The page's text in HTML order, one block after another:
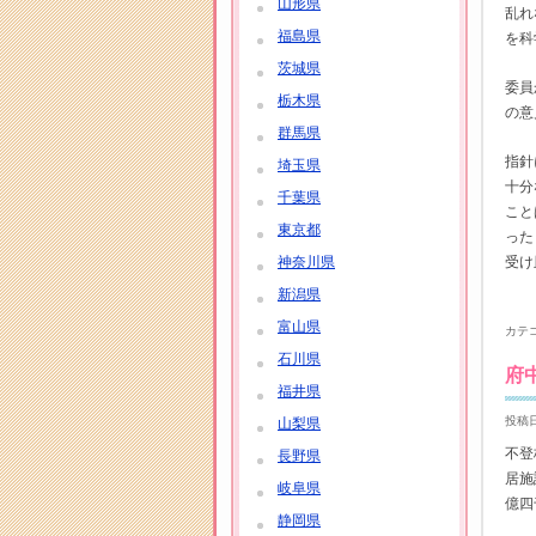
山形県
福島県
茨城県
栃木県
群馬県
埼玉県
千葉県
東京都
神奈川県
新潟県
富山県
石川県
福井県
山梨県
長野県
岐阜県
静岡県
乱
を
委
の
指
十
こ
っ
受
カテ
府
投稿
不
居
億